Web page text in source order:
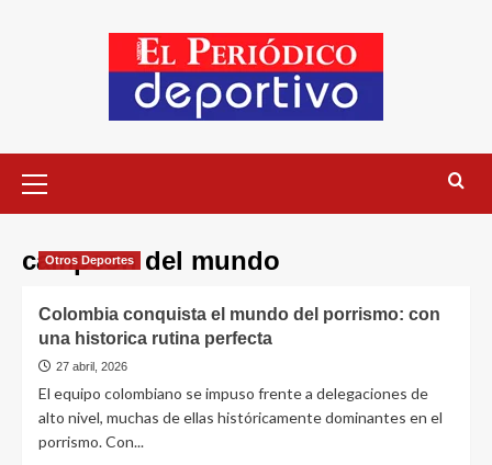
campeon del mundo
Otros Deportes
Colombia conquista el mundo del porrismo: con
una historica rutina perfecta
27 abril, 2026
El equipo colombiano se impuso frente a delegaciones de
alto nivel, muchas de ellas históricamente dominantes en el
porrismo. Con...